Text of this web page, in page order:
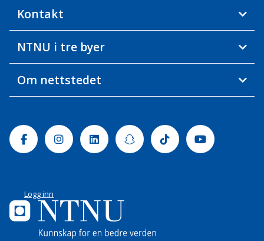
Kontakt
NTNU i tre byer
Om nettstedet
FacebookInstagramLinkedinSnapchatTiktok Youtube
Logg inn